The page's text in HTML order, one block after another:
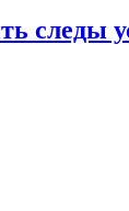
следы